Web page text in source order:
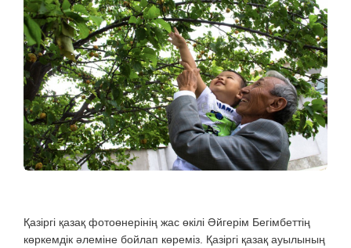
Қазіргі қазақ фотоөнерінің жас өкілі Әйгерім Бегімбеттің
көркемдік әлеміне бойлап көреміз. Қазіргі қазақ ауылының